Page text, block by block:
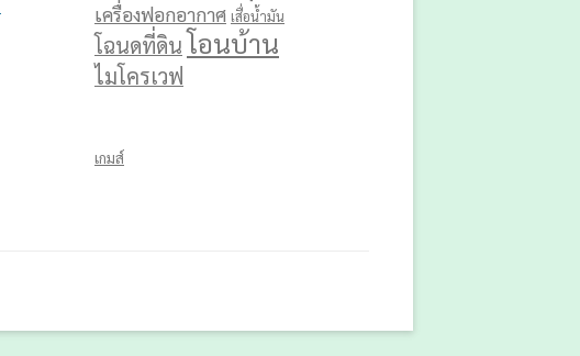
เครื่องฟอกอากาศ เสื่อน้ำมัน
โฉนดที่ดินโอนบ้าน
ไมโครเวฟ
เกมส์